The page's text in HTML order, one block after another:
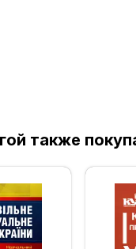
также